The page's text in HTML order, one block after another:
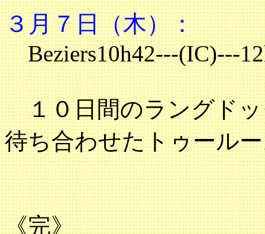
３月７日（木）：
Beziers10h42---(IC)---
１０日間のラングドッ
待ち合わせたトゥール
《完》